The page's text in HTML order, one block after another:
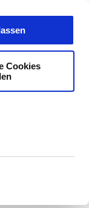
Cookies